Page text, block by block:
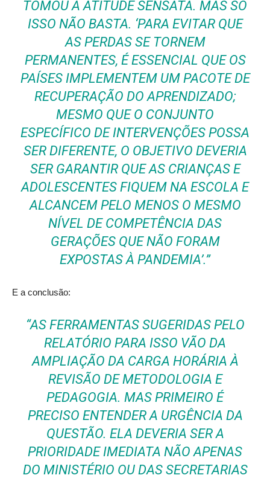
TOMOU A ATITUDE SENSATA. MAS SÓ
ISSO NÃO BASTA. ‘PARA EVITAR QUE
AS PERDAS SE TORNEM
PERMANENTES, É ESSENCIAL QUE OS
PAÍSES IMPLEMENTEM UM PACOTE DE
RECUPERAÇÃO DO APRENDIZADO;
MESMO QUE O CONJUNTO
ESPECÍFICO DE INTERVENÇÕES POSSA
SER DIFERENTE, O OBJETIVO DEVERIA
SER GARANTIR QUE AS CRIANÇAS E
ADOLESCENTES FIQUEM NA ESCOLA E
ALCANCEM PELO MENOS O MESMO
NÍVEL DE COMPETÊNCIA DAS
GERAÇÕES QUE NÃO FORAM
EXPOSTAS À PANDEMIA’.”
E a conclusão:
“AS FERRAMENTAS SUGERIDAS PELO
RELATÓRIO PARA ISSO VÃO DA
AMPLIAÇÃO DA CARGA HORÁRIA À
REVISÃO DE METODOLOGIA E
PEDAGOGIA. MAS PRIMEIRO É
PRECISO ENTENDER A URGÊNCIA DA
QUESTÃO. ELA DEVERIA SER A
PRIORIDADE IMEDIATA NÃO APENAS
DO MINISTÉRIO OU DAS SECRETARIAS